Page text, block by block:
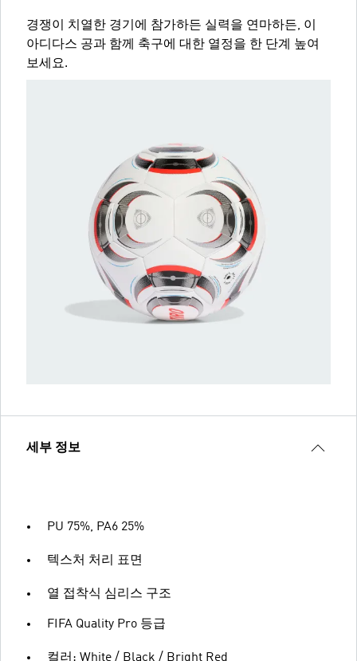
경쟁이 치열한 경기에 참가하든 실력을 연마하든, 이
아디다스 공과 함께 축구에 대한 열정을 한 단계 높여
보세요.
세부 정보
PU 75%, PA6 25%
텍스처 처리 표면
열 접착식 심리스 구조
FIFA Quality Pro 등급
컬러: White / Black / Bright Red